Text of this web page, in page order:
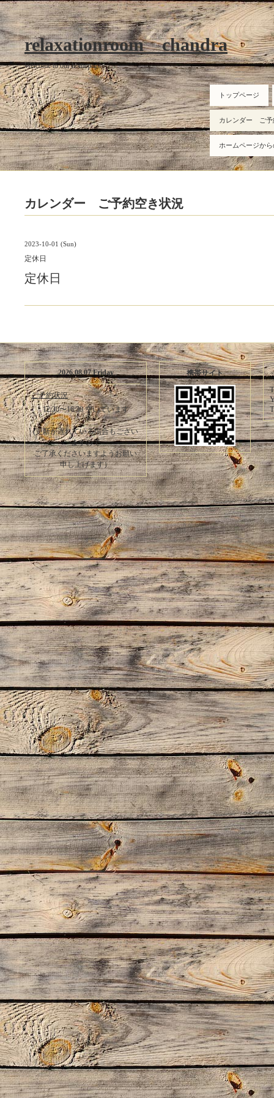
relaxationroom chandra
Welcome to our homepage
トップページ
カレンダー ご予
ホームページか
カレンダー ご予約空き状況
2023-10-01 (Sun)
定休日
定休日
2026.08.07 Friday
ご予約状況
12:30〜16:30 空いています
(更新が遅れている場合もござい
ますので
ご了承くださいますようお願い
申し上げます）
携帯サイト